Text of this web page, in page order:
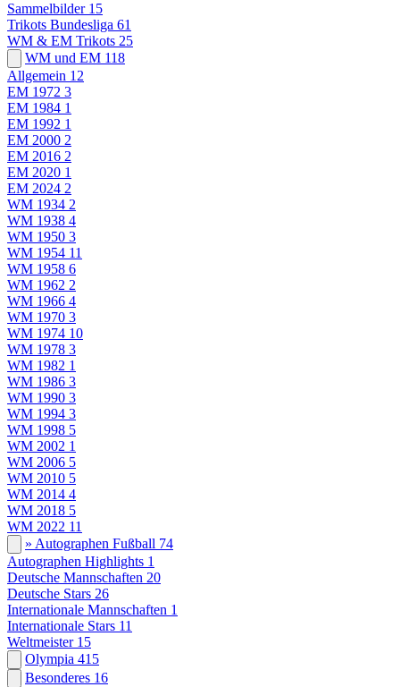
Sammelbilder 15
Trikots Bundesliga 61
WM & EM Trikots 25
WM und EM 118
Allgemein 12
EM 1972 3
EM 1984 1
EM 1992 1
EM 2000 2
EM 2016 2
EM 2020 1
EM 2024 2
WM 1934 2
WM 1938 4
WM 1950 3
WM 1954 11
WM 1958 6
WM 1962 2
WM 1966 4
WM 1970 3
WM 1974 10
WM 1978 3
WM 1982 1
WM 1986 3
WM 1990 3
WM 1994 3
WM 1998 5
WM 2002 1
WM 2006 5
WM 2010 5
WM 2014 4
WM 2018 5
WM 2022 11
» Autographen Fußball 74
Autographen Highlights 1
Deutsche Mannschaften 20
Deutsche Stars 26
Internationale Mannschaften 1
Internationale Stars 11
Weltmeister 15
Olympia 415
Besonderes 16